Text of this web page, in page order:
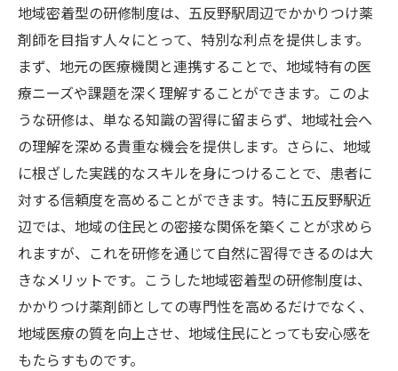
かかりつけ薬剤師としてのスキル向上を支
える制度
地域医療における研修制度の価値
医療チームとの連携を深める研修の役割
患者対応スキルを磨くための研修内容
地域住民の信頼を得るための研修の意義
五反野駅周辺で実践的なスキルを磨くための研
修制度の活用法
実践的な研修プログラムの選び方
研修制度で得られる具体的なスキルとは
五反野駅周辺の医療機関との連携方法
研修でのネットワーキングを活かすコツ
地域密着型の研修制度は、五反野駅周辺でかかりつけ薬
剤師を目指す人々にとって、特別な利点を提供します。
まず、地元の医療機関と連携することで、地域特有の医
療ニーズや課題を深く理解することができます。このよ
うな研修は、単なる知識の習得に留まらず、地域社会へ
の理解を深める貴重な機会を提供します。さらに、地域
に根ざした実践的なスキルを身につけることで、患者に
対する信頼度を高めることができます。特に五反野駅近
辺では、地域の住民との密接な関係を築くことが求めら
れますが、これを研修を通じて自然に習得できるのは大
きなメリットです。こうした地域密着型の研修制度は、
かかりつけ薬剤師としての専門性を高めるだけでなく、
地域医療の質を向上させ、地域住民にとっても安心感を
もたらすものです。